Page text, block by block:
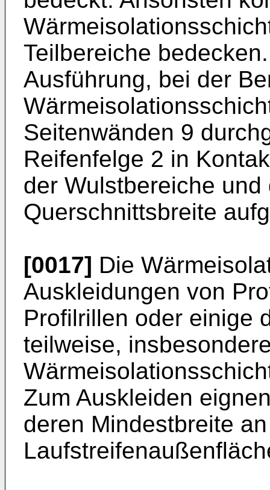
Teilbereiche
Ausführung, bei der
Seitenwänden 9
Reifenfelge 2 in
der Wulstbereiche
Querschnittsbreite
[0017] Die
Auskleidungen von
Profilrillen oder einige
teilweise,
Zum Auskleiden
deren Mindestbreite